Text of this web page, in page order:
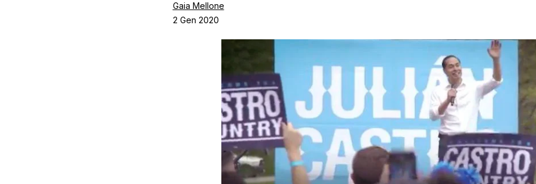
Gaia Mellone
2 Gen 2020